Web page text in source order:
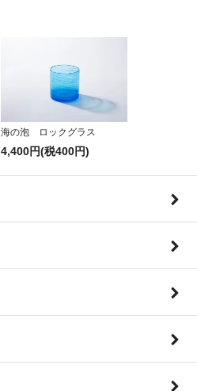
海の泡 ロックグラス
4,400円(税400円)